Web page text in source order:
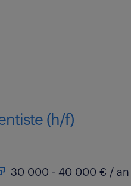
(h/f)
30 000 - 40 000 € / an